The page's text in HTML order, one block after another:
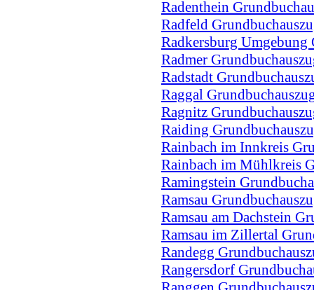
Radenthein
Radfeld
Radkersburg Umgebung
Radmer
Radstadt
Raggal
Ragnitz
Raiding
Rainbach im Innkreis
Rainbach im Mühlkreis
Ramingstein
Ramsau
Ramsau am Dachstein
Ramsau im Zillertal
Randegg
Rangersdorf